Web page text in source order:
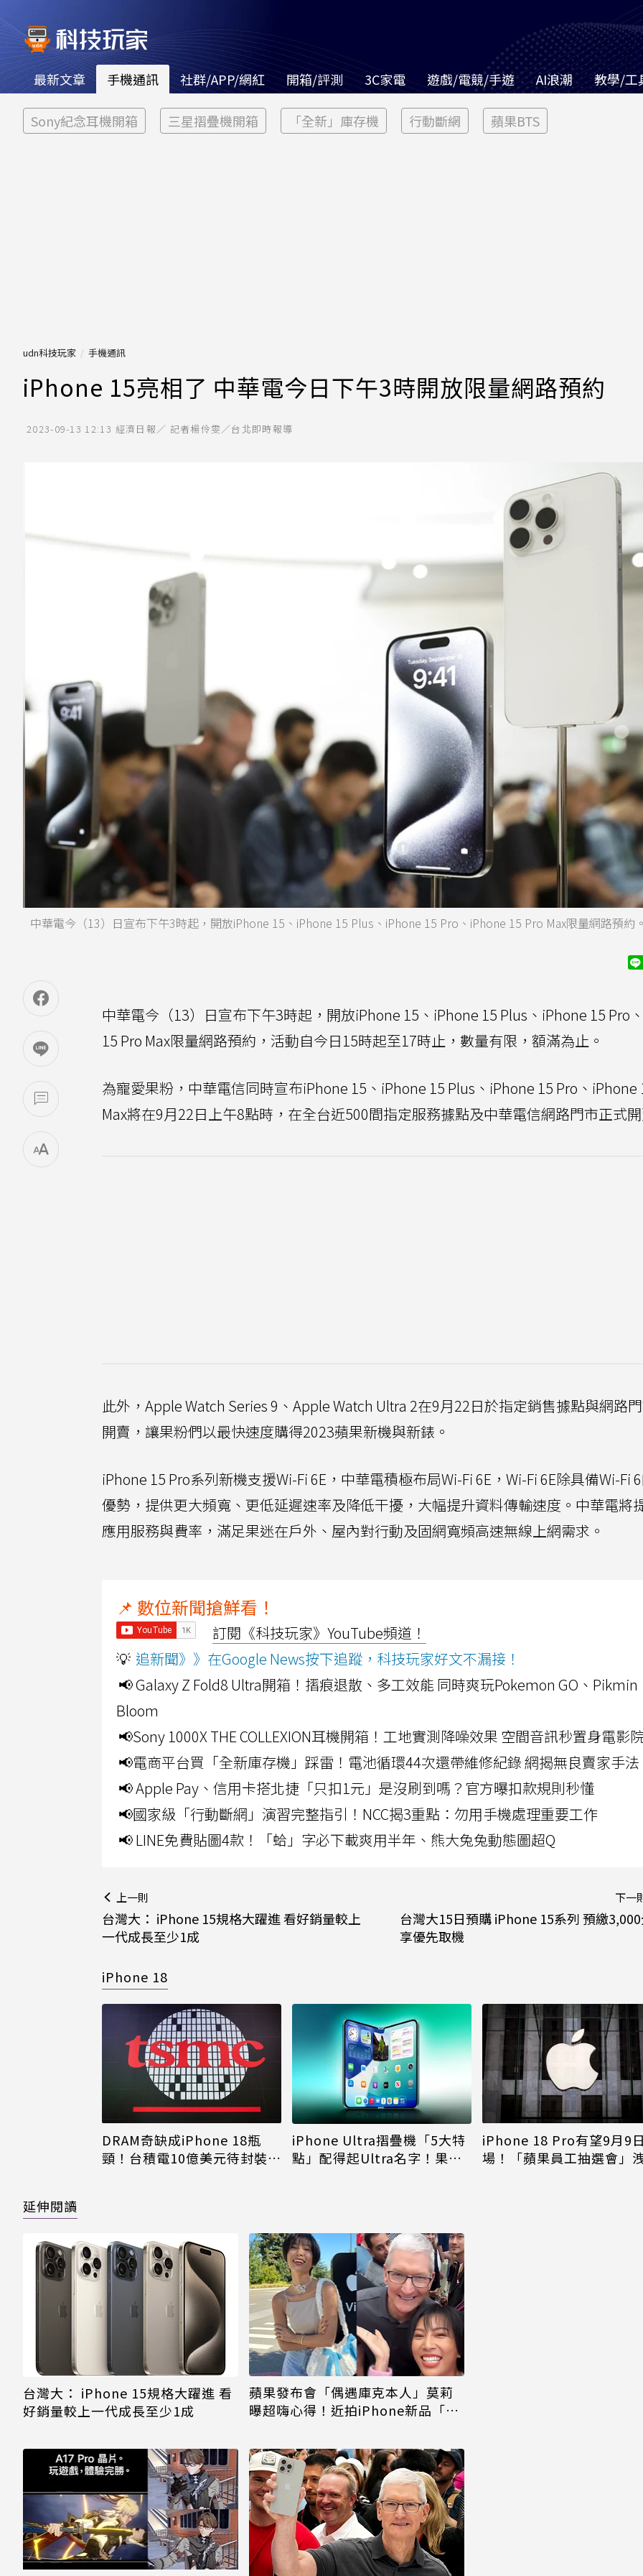
最新文章 手機通訊 社群/APP/網紅 開箱/評測 3C家電 遊戲/電競/手遊 AI浪潮 教學/工
Sony紀念耳機開箱 三星摺疊機開箱 「全新」庫存機 行動斷網 蘋果BTS
udn科技玩家 手機通訊
iPhone 15亮相了 中華電今日下午3時開放限量網路預約
2023-09-13 12:13 經濟日報／ 記者楊伶雯／台北即時報導
中華電今（13）日宣布下午3時起，開放iPhone 15、iPhone 15 Plus、iPhone 15 Pro、iPhone 15 Pro Max限量網路預約
中華電今（13）日宣布下午3時起，開放iPhone 15、iPhone 15 Plus、iPhone 15 Pro
15 Pro Max限量網路預約，活動自今日15時起至17時止，數量有限，額滿為止。
為寵愛果粉，中華電信同時宣布iPhone 15、iPhone 15 Plus、iPhone 15 Pro、iPhone
Max將在9月22日上午8點時，在全台近500間指定服務據點及中華電信網路門市正式開
此外，Apple Watch Series 9、Apple Watch Ultra 2在9月22日於指定銷售據點與網路
開賣，讓果粉們以最快速度購得2023蘋果新機與新錶。
iPhone 15 Pro系列新機支援Wi-Fi 6E，中華電積極布局Wi-Fi 6E，Wi-Fi 6E除具備Wi-Fi
優勢，提供更大頻寬、更低延遲速率及降低干擾，大幅提升資料傳輸速度。中華電將
應用服務與費率，滿足果迷在戶外、屋內對行動及固網寬頻高速無線上網需求。
📌 數位新聞搶鮮看！
訂閱《科技玩家》YouTube頻道！
💡 追新聞》》在Google News按下追蹤，科技玩家好文不漏接！
📢 Galaxy Z Fold8 Ultra開箱！摺痕退散、多工效能 同時爽玩Pokemon GO、Pikmin
Bloom
📢Sony 1000X THE COLLEXION耳機開箱！工地實測降噪效果 空間音訊秒置身電影
📢電商平台買「全新庫存機」踩雷！電池循環44次還帶維修紀錄 網揭無良賣家手法
📢 Apple Pay、信用卡搭北捷「只扣1元」是沒刷到嗎？官方曝扣款規則秒懂
📢國家級「行動斷網」演習完整指引！NCC揭3重點：勿用手機處理重要工作
📢 LINE免費貼圖4款！「蛤」字必下載爽用半年、熊大兔兔動態圖超Q
上一則
台灣大： iPhone 15規格大躍進 看好銷量較上
一代成長至少1成
下一
台灣大15日預購 iPhone 15系列 預繳
享優先取機
iPhone 18
DRAM奇缺成iPhone 18瓶
頸！台積電10億美元待封裝晶
iPhone Ultra摺疊機「5大特
點」配得起Ultra名字！果粉
iPhone 18 Pro有望9月9
場！「蘋果員工抽選會」
延伸閱讀
台灣大： iPhone 15規格大躍進 看
好銷量較上一代成長至少1成
蘋果發布會「偶遇庫克本人」莫莉
曝超嗨心得！近拍iPhone新品「超